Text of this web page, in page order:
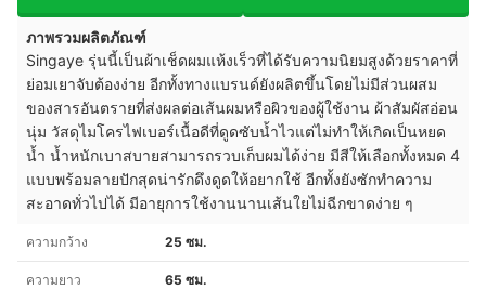
ภาพรวมผลิตภัณฑ์
Singaye รุ่นนี้เป็นผ้าเช็ดผมแห้งเร็วที่ได้รับความนิยมสูงด้วยราคาที่
ย่อมเยาจับต้องง่าย อีกทั้งทางแบรนด์ยังผลิตขึ้นโดยไม่มีส่วนผสม
ของสารอันตรายที่ส่งผลต่อเส้นผมหรือผิวของผู้ใช้งาน ผ้าสัมผัสอ่อน
นุ่ม วัสดุไมโครไฟเบอร์เนื้อดีที่ดูดซับน้ำไวแต่ไม่ทำให้เกิดเป็นหยด
น้ำ น้ำหนักเบาสบายสามารถรวบเก็บผมได้ง่าย มีสีให้เลือกทั้งหมด 4
แบบพร้อมลายปักสุดน่ารักดึงดูดให้อยากใช้ อีกทั้งยังซักทำความ
สะอาดทั่วไปได้ มีอายุการใช้งานนานเส้นใยไม่ฉีกขาดง่าย ๆ
ความกว้าง 25 ซม.
ความยาว 65 ซม.